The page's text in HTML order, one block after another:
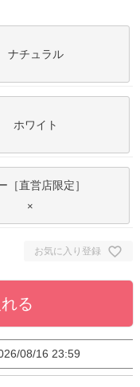
ナチュラル
ホワイト
［直営店限定］
×
お気に入り登録
る
08/16 23:59